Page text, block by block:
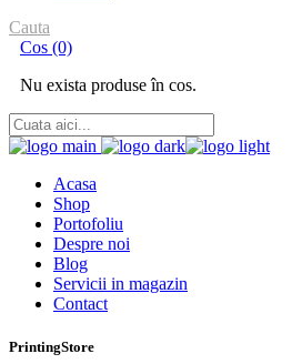
Cauta
Cos (0)
Nu exista produse în cos.
Acasa
Shop
Portofoliu
Despre noi
Blog
Servicii in magazin
Contact
PrintingStore